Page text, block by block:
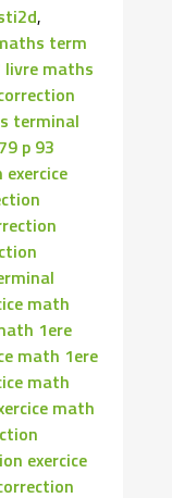
,
term
livre maths
terminal
p 93
math
1ere
math 1ere
math
math
exercice